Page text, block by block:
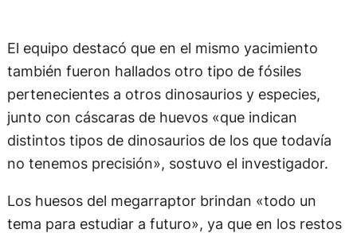
El equipo destacó que en el mismo yacimiento
también fueron hallados otro tipo de fósiles
pertenecientes a otros dinosaurios y especies,
junto con cáscaras de huevos «que indican
distintos tipos de dinosaurios de los que todavía
no tenemos precisión», sostuvo el investigador.
Los huesos del megarraptor brindan «todo un
tema para estudiar a futuro», ya que en los restos